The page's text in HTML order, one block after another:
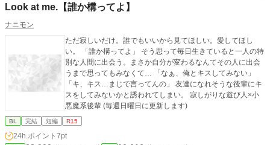
Look at me.【誰か構ってよ】
ナニモン
ただ寂しいだけ。誰でもいいから見てほしい。愛してほし
い。 「誰か構ってよ」 そう思って毎日生きていると一人の特
別な人間に出会う。まさか自分が変わるなんてその人に出会
うまで思ってもみなくて… 「なぁ、俺とキスしてみない」
「キ、キス…まじで言ってんの」 友達になれそうな後輩にキ
スをしてみないかと誘われてしまい。 寂しがりな遊び人×小
悪魔系後輩 (毎週日曜日に更新します)
BL 完結 短編 R15
24h.ポイント 7pt